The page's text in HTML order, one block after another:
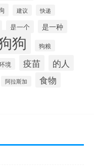
建议 快递
是一个 是一种
狗 狗粮
境 疫苗 的人
阿拉斯加 食物